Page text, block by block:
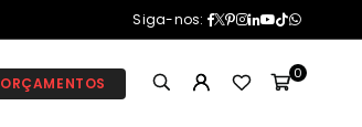
Siga-nos: Facebook
Twitter
Pinterest
Instagram
Linkedin
YouTube
TikTok
ORÇAMENTOS
0